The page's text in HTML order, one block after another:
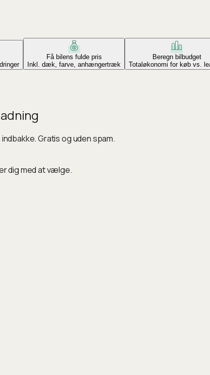
Få bilens fulde pris
Inkl. dæk, farve, anhængertræk
Beregn bilbudget
Totaløkonomi for køb vs.
Gratis og uden spam.
dig med at vælge.